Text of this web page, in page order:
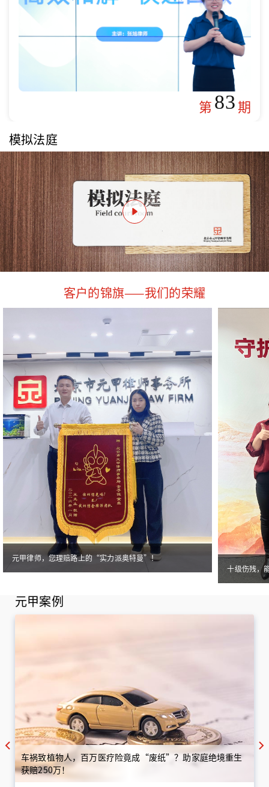
第83期
模拟法庭
客户的锦旗——我们的荣耀
元甲律师，您理赔路上的“实力派奥特曼”！
十级伤残，
元甲案例
车祸致植物人，百万医疗险竟成“废纸”？助家庭绝境重生
获赔250万！